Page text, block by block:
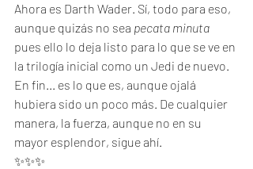
Ahora es Darth Wader. Sí, todo para eso,
aunque quizás no sea pecata minuta
pues ello lo deja listo para lo que se ve en
la trilogía inicial como un Jedi de nuevo.
En fin... es lo que es, aunque ojalá
hubiera sido un poco más. De cualquier
manera, la fuerza, aunque no en su
mayor esplendor, sigue ahí.
✨✨✨